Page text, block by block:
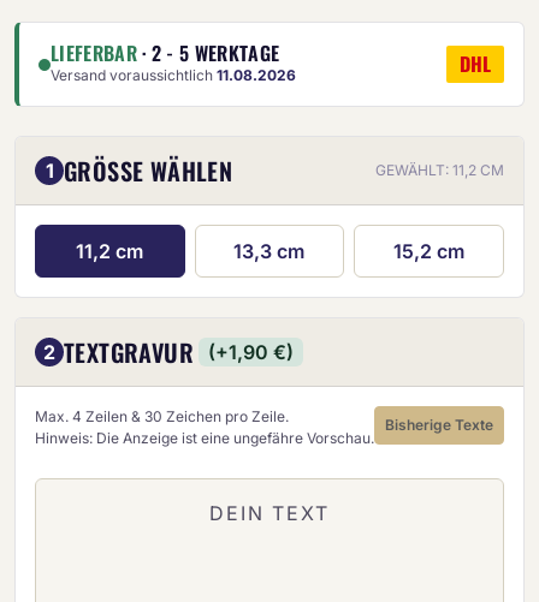
LIEFERBAR· 2 - 5 WERKTAGE
Versand voraussichtlich 11.08.2026 DHL
1 GRÖSSE WÄHLEN GEWÄHLT: 11,2 CM
11,2 cm 13,3 cm 15,2 cm
2 TEXTGRAVUR (+1,90 €)
Max. 4 Zeilen & 30 Zeichen pro Zeile.
Hinweis: Die Anzeige ist eine ungefähre Vorschau.
Bisherige Texte